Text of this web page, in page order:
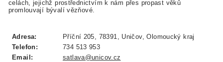
celách, jejichž prostřednictvím k nám přes propast věků
promlouvají bývalí vězňové.
Adresa:
Příční 205, 78391, Uničov, Olomoucký kraj
Telefon:
734 513 953
Email:
satlava@unicov.cz